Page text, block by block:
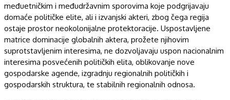
međuetničkim i međudržavnim sporovima koje podgrijavaju
domaće političke elite, ali i izvanjski akteri, zbog čega regija
ostaje prostor neokolonijalne protektoracije. Uspostavljene
matrice dominacije globalnih aktera, prožete njihovim
suprotstavljenim interesima, ne dozvoljavaju uspon nacionalnim
interesima posvećenih političkih elita, oblikovanje nove
gospodarske agende, izgradnju regionalnih političkih i
gospodarskih struktura, te stabilnih regionalnih odnosa.